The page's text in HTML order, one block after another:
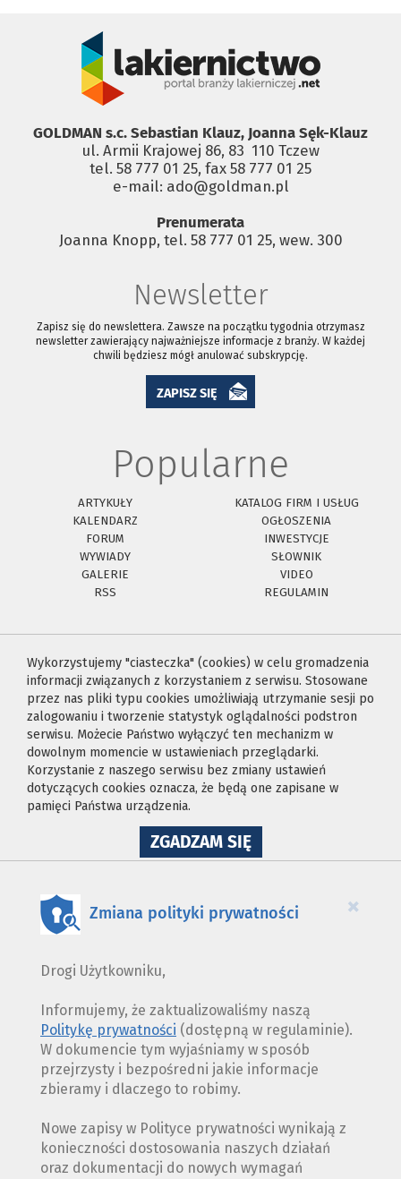
GOLDMAN s.c. Sebastian Klauz, Joanna Sęk-Klauz
ul. Armii Krajowej 86, 83 ­ 110 Tczew
tel. 58 777 01 25, fax 58 777 01 25
e-mail: ado@goldman.pl
Prenumerata
Joanna Knopp, tel. 58 777 01 25, wew. 300
Newsletter
Zapisz się do newslettera. Zawsze na początku tygodnia otrzymasz
newsletter zawierający najważniejsze informacje z branży. W każdej
chwili będziesz mógł anulować subskrypcję.
ZAPISZ SIĘ
Popularne
ARTYKUŁY
KATALOG FIRM I USŁUG
KALENDARZ
OGŁOSZENIA
FORUM
INWESTYCJE
WYWIADY
SŁOWNIK
GALERIE
VIDEO
RSS
REGULAMIN
Wykorzystujemy "ciasteczka" (cookies) w celu gromadzenia
informacji związanych z korzystaniem z serwisu. Stosowane
przez nas pliki typu cookies umożliwiają utrzymanie sesji po
zalogowaniu i tworzenie statystyk oglądalności podstron
serwisu. Możecie Państwo wyłączyć ten mechanizm w
dowolnym momencie w ustawieniach przeglądarki.
Korzystanie z naszego serwisu bez zmiany ustawień
dotyczących cookies oznacza, że będą one zapisane w
pamięci Państwa urządzenia.
ZGADZAM SIĘNA
WYKORZYSTANIE
×
Zmiana polityki prywatności
Drogi Użytkowniku,
Informujemy, że zaktualizowaliśmy naszą
Politykę prywatności (dostępną w regulaminie).
W dokumencie tym wyjaśniamy w sposób
przejrzysty i bezpośredni jakie informacje
zbieramy i dlaczego to robimy.
Nowe zapisy w Polityce prywatności wynikają z
konieczności dostosowania naszych działań
oraz dokumentacji do nowych wymagań